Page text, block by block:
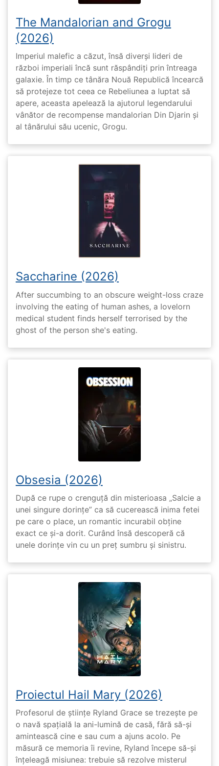
The Mandalorian and Grogu
(2026)
Imperiul malefic a căzut, însă diverși lideri de
război imperiali încă sunt răspândiți prin întreaga
galaxie. În timp ce tânăra Nouă Republică încearcă
să protejeze tot ceea ce Rebeliunea a luptat să
apere, aceasta apelează la ajutorul legendarului
vânător de recompense mandalorian Din Djarin și
al tânărului său ucenic, Grogu.
Saccharine (2026)
After succumbing to an obscure weight-loss craze
involving the eating of human ashes, a lovelorn
medical student finds herself terrorised by the
ghost of the person she's eating.
Obsesia (2026)
După ce rupe o crenguță din misterioasa „Salcie a
unei singure dorințe” ca să cucerească inima fetei
pe care o place, un romantic incurabil obține
exact ce și-a dorit. Curând însă descoperă că
unele dorințe vin cu un preț sumbru și sinistru.
Proiectul Hail Mary (2026)
Profesorul de științe Ryland Grace se trezește pe
o navă spațială la ani-lumină de casă, fără să-și
amintească cine e sau cum a ajuns acolo. Pe
măsură ce memoria îi revine, Ryland începe să-și
înțeleagă misiunea: trebuie să rezolve misterul